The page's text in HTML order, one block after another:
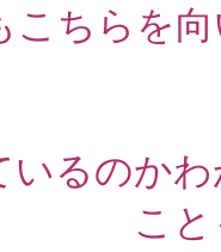
こちらを
いるのか
こ